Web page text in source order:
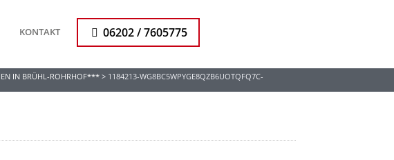
KONTAKT 06202 / 7605775
IN BRÜHL-ROHRHOF*** > 1184213-WG8BC5WPYGE8QZB6UOTQFQ7C-